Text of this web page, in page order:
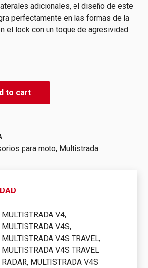
adicionales, el diseño de este
perfectamente en las formas de la
el look con un toque de agresividad
to cart
para moto, Multistrada
MULTISTRADA V4,
MULTISTRADA V4S,
MULTISTRADA V4S TRAVEL,
MULTISTRADA V4S TRAVEL
RADAR, MULTISTRADA V4S